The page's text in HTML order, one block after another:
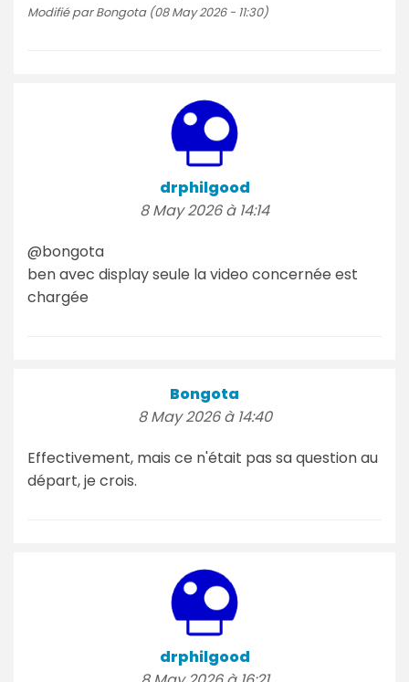
Modifié par Bongota (08 May 2026 - 11:30)
drphilgood
8 May 2026 à 14:14
@bongota
ben avec display seule la video concernée est
chargée
Bongota
8 May 2026 à 14:40
Effectivement, mais ce n'était pas sa question au
départ, je crois.
drphilgood